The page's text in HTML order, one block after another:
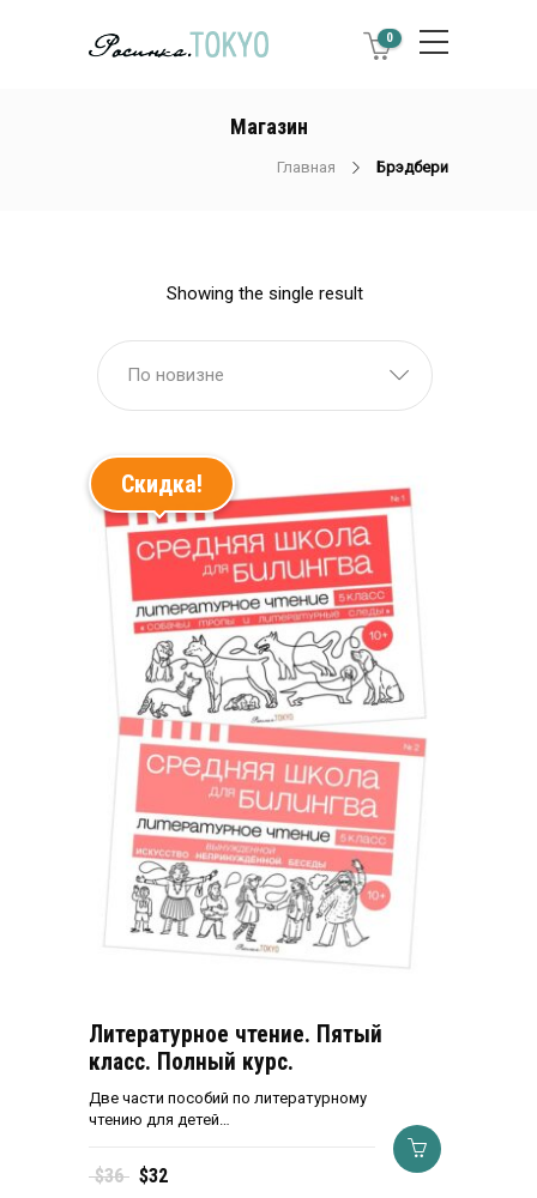
0
Магазин
Главная Брэдбери
Showing the single result
По новизне
Скидка!
Литературное чтение. Пятый
класс. Полный курс.
Две части пособий по литературному
чтению для детей…
$36
Первоначальная
$32Текущая